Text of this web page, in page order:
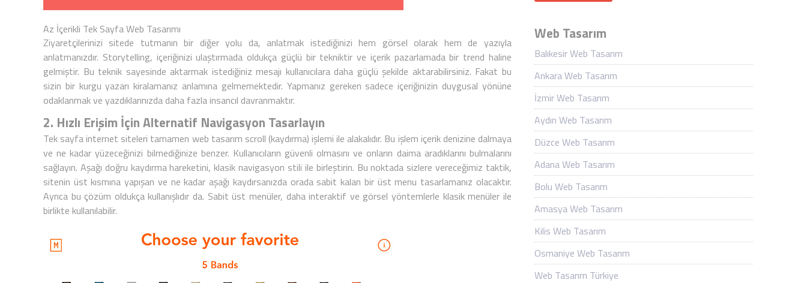
Az İçerikli Tek Sayfa Web Tasarımı
Ziyaretçilerinizi sitede tutmanın bir diğer yolu da, anlatmak istediğinizi hem görsel olarak hem de yazıyla
anlatmanızdır. Storytelling, içeriğinizi ulaştırmada oldukça güçlü bir tekniktir ve içerik pazarlamada bir trend haline
gelmiştir. Bu teknik sayesinde aktarmak istediğiniz mesajı kullanıcılara daha güçlü şekilde aktarabilirsiniz. Fakat bu
sizin bir kurgu yazarı kiralamanız anlamına gelmemektedir. Yapmanız gereken sadece içeriğinizin duygusal yönüne
odaklanmak ve yazdıklarınızda daha fazla insancıl davranmaktır.
2. Hızlı Erişim İçin Alternatif Navigasyon Tasarlayın
Tek sayfa internet siteleri tamamen web tasarım scroll (kaydırma) işlemi ile alakalıdır. Bu işlem içerik denizine dalmaya
ve ne kadar yüzeceğinizi bilmediğinize benzer. Kullanıcıların güvenli olmasını ve onların daima aradıklarını bulmalarını
sağlayın. Aşağı doğru kaydırmahareketini, klasik navigasyon stili ile birleştirin. Bu noktada sizlere vereceğimiz taktik,
sitenin üst kısmına yapışan ve ne kadar aşağı kaydırsanızda orada sabit kalan bir üst menu tasarlamanız olacaktır.
Ayrıca bu çözüm oldukça kullanışlıdır da. Sabit üst menüler, daha interaktif ve görsel yöntemlerle klasik menüler ile
birlikte kullanılabilir.
Web Tasarım
Balıkesir Web Tasarım
Ankara Web Tasarım
İzmir Web Tasarım
Aydın Web Tasarım
Düzce Web Tasarım
Adana Web Tasarım
Bolu Web Tasarım
Amasya Web Tasarım
Kilis Web Tasarım
Osmaniye Web Tasarım
Web Tasarım Türkiye